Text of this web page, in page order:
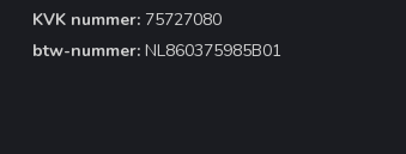
KVK nummer: 75727080
btw-nummer: NL860375985B01